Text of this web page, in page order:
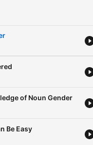
of Noun Gender
Be Easy